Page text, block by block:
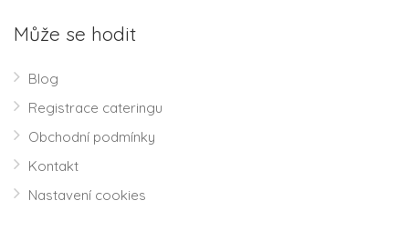
Může se hodit
Blog
Registrace cateringu
Obchodní podmínky
Kontakt
Nastavení cookies